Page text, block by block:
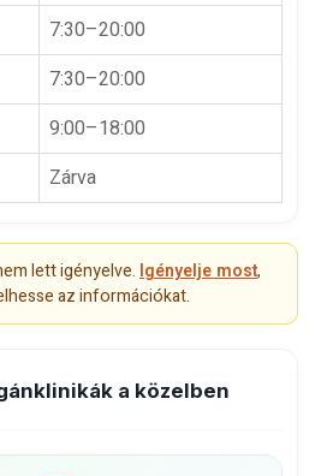
7:30–20:00
7:30–20:00
9:00–18:00
Zárva
lett igényelve. Igényelje most,
az információkat.
a közelben